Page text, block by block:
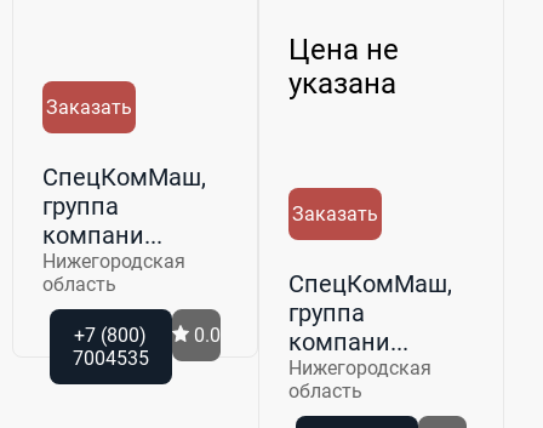
Заказать
СпецКомМаш,
группа
компани...
Нижегородская
область
+7 (800)
7004535
0.0
Цена не
указана
Заказать
СпецКомМаш,
группа
компани...
Нижегородская
область